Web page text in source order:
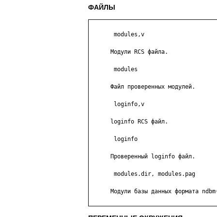
ФАЙЛЫ
       modules,v
      Модули RCS файла.
       modules
      Файл проверенных модулей.
       loginfo,v
      loginfo RCS файл.
       loginfo
      Проверенный loginfo файл.
       modules.dir, modules.pag
Модули базы данных формата